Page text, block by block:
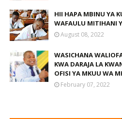
HII HAPA MBINU YA
WAFAULU MITIHANI
August 08, 2022
WASICHANA
KWA DARAJA LA
OFISI YA MKUU WA
February 07, 2022